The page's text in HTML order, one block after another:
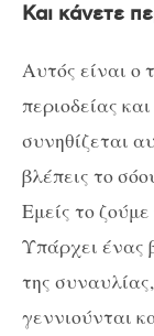
Και κάνετε
Αυτός είναι ο
περιοδείας
συνηθίζεται
βλέπεις το
Εμείς το
Υπάρχει ένας
της
γεννιούνται